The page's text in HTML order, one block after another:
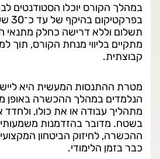
במהלך הקורס יוכלו הסטודנטים
תשלום וללא דרישה כחלק מתנאי
מתקיים בליווי מנחת הקורס, תוך
קבוצתית.
מטרת ההתנסות המעשית היא
הנלמדים במהלך ההכשרה באופן
מתהליך עבודה או את כולו, ולחדד
בשטח. מדובר בהזדמנות
ההכשרה, לחיזוק הביטחון המקצועי
כבר בזמן הלימודי.